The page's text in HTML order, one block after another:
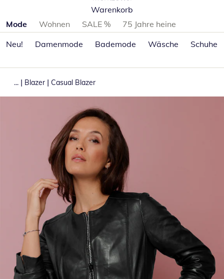
Warenkorb
Produktkategorien überspringen
Mode Wohnen SALE %
75 Jahre heine
Neu!
Damenmode Bademode Wäsche Schuhe
... | Blazer | Casual Blazer